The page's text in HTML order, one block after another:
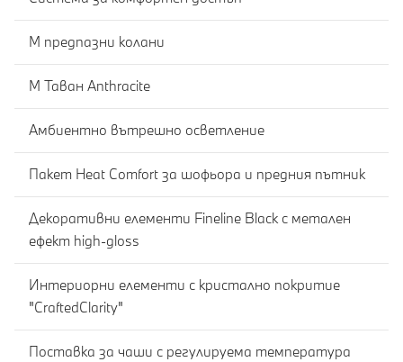
M предпазни колани
M Таван Anthracite
Амбиентно вътрешно осветление
Пакет Heat Comfort за шофьора и предния пътник
Декоративни елементи Fineline Black с метален
ефект high-gloss
Интериорни елементи с кристално покритие
"CraftedClarity"
Поставка за чаши с регулируема температура